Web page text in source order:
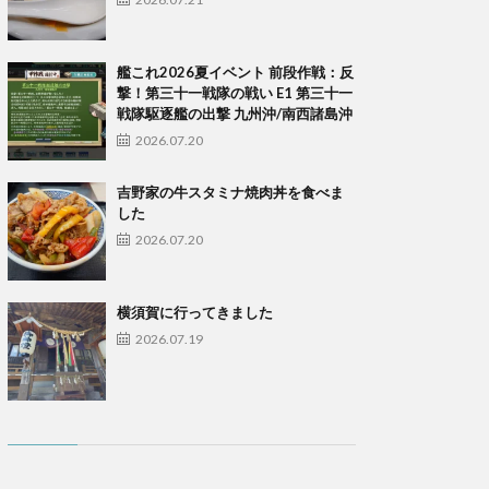
艦これ2026夏イベント 前段作戦：反
撃！第三十一戦隊の戦い E1 第三十一
戦隊駆逐艦の出撃 九州沖/南西諸島沖
2026.07.20
吉野家の牛スタミナ焼肉丼を食べま
した
2026.07.20
横須賀に行ってきました
2026.07.19